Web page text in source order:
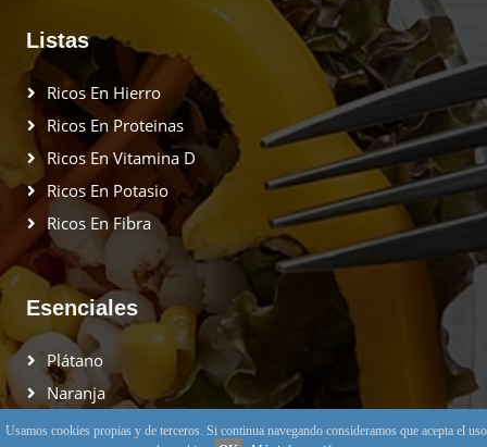
Listas
Ricos En Hierro
Ricos En Proteinas
Ricos En Vitamina D
Ricos En Potasio
Ricos En Fibra
Esenciales
Plátano
Naranja
Pomelo
Usamos cookies propias y de terceros. Si continua navegando consideramos que acepta el uso